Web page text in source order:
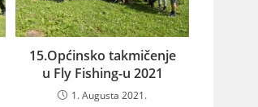
15.Općinsko takmičenje
u Fly Fishing-u 2021
1. Augusta 2021.